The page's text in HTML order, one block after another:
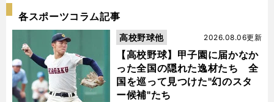
各スポーツコラム記事
【高校野球】甲子園に届かなか
った全国の隠れた逸材たち 全
国を巡って見つけた"幻のスタ
ー候補"たち
2026.08.06更新
高校野球他